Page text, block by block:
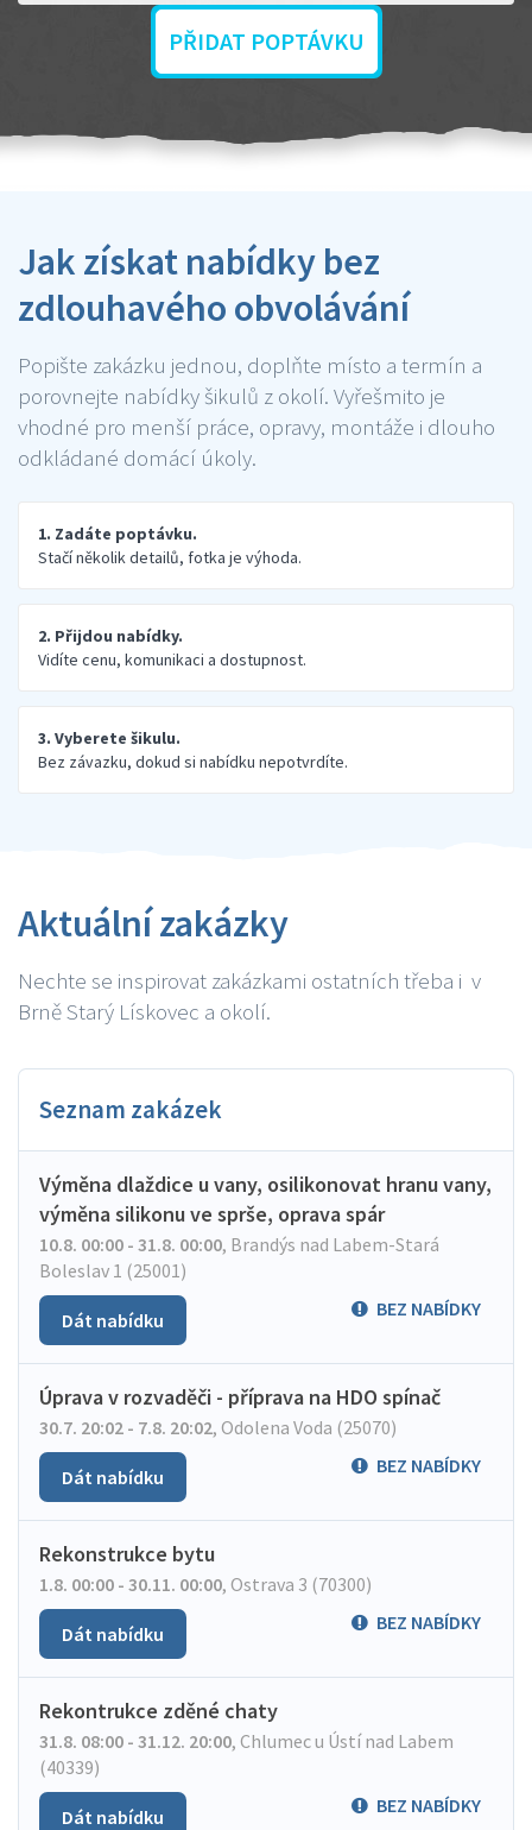
PŘIDAT POPTÁVKU
Jak získat nabídky bez
zdlouhavého obvolávání
Popište zakázku jednou, doplňte místo a termín a
porovnejte nabídky šikulů z okolí. Vyřešmito je
vhodné pro menší práce, opravy, montáže i dlouho
odkládané domácí úkoly.
1. Zadáte poptávku.
Stačí několik detailů, fotka je výhoda.
2. Přijdou nabídky.
Vidíte cenu, komunikaci a dostupnost.
3. Vyberete šikulu.
Bez závazku, dokud si nabídku nepotvrdíte.
Aktuální zakázky
Nechte se inspirovat zakázkami ostatních třeba i v
Brně Starý Lískovec a okolí.
Seznam zakázek
Výměna dlaždice u vany, osilikonovat hranu vany,
výměna silikonu ve sprše, oprava spár
10.8. 00:00 - 31.8. 00:00, Brandýs nad Labem-Stará
Boleslav 1 (25001)
BEZ NABÍDKY
Dát nabídku
Úprava v rozvaděči - příprava na HDO spínač
30.7. 20:02 - 7.8. 20:02, Odolena Voda (25070)
BEZ NABÍDKY
Dát nabídku
Rekonstrukce bytu
1.8. 00:00 - 30.11. 00:00, Ostrava 3 (70300)
BEZ NABÍDKY
Dát nabídku
Rekontrukce zděné chaty
31.8. 08:00 - 31.12. 20:00, Chlumec u Ústí nad Labem
(40339)
BEZ NABÍDKY
Dát nabídku